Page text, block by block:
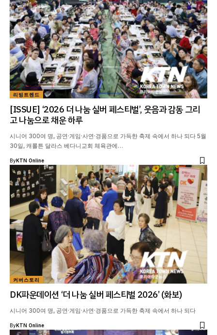
리빙트렌드
[ISSUE] ‘2026 더 나눔 실버 페스티벌’, 웃음과 감동 그리
고 나눔으로 채운 하루
시니어 300여 명, 공연·게임·사연·경품으로 가득한 축제 속에서 하나 되다 5월
30일, 캐롤튼 달라스 베다니교회 체육관에…
ByKTN Online
커버스토리
DK파운데이션 ‘더 나눔 실버 페스티벌 2026’ (화보)
시니어 300여 명, 공연·게임·사연·경품으로 가득한 축제 속에서 하나 되다
ByKTN Online